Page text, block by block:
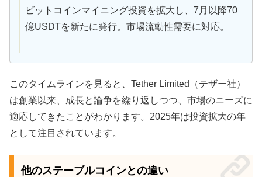
ビットコインマイニング投資を拡大し、7月以降70
億USDTを新たに発行。市場流動性需要に対応。
このタイムラインを見ると、Tether Limited（テザー社）
は創業以来、成長と論争を繰り返しつつ、市場のニーズに
適応してきたことがわかります。2025年は投資拡大の年
として注目されています。
他のステーブルコインとの違い